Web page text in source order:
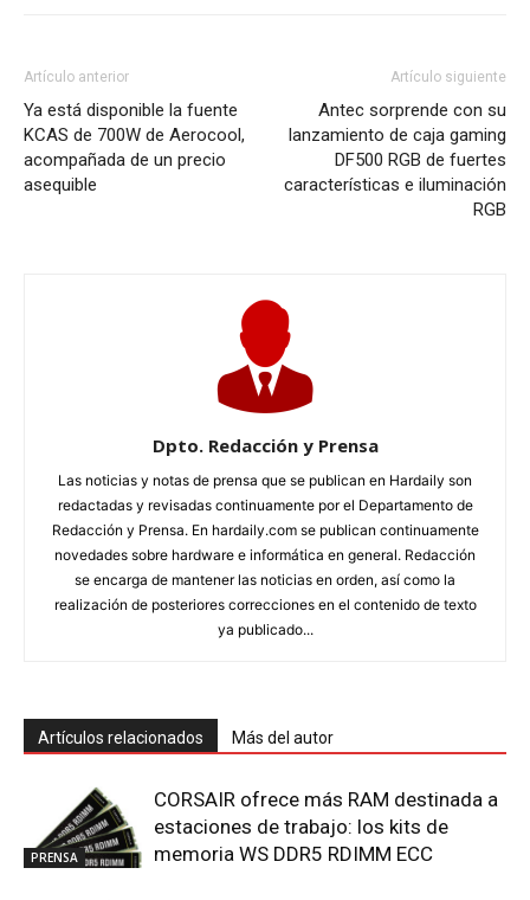
Artículo anterior
Ya está disponible la fuente
KCAS de 700W de Aerocool,
acompañada de un precio
asequible
Artículo siguiente
Antec sorprende con su
lanzamiento de caja gaming
DF500 RGB de fuertes
características e iluminación
RGB
Dpto. Redacción y Prensa
Las noticias y notas de prensa que se publican en Hardaily son
redactadas y revisadas continuamente por el Departamento de
Redacción y Prensa. En hardaily.com se publican continuamente
novedades sobre hardware e informática en general. Redacción
se encarga de mantener las noticias en orden, así como la
realización de posteriores correcciones en el contenido de texto
ya publicado...
Artículos relacionados Más del autor
PRENSA
CORSAIR ofrece más RAM destinada a
estaciones de trabajo: los kits de
memoria WS DDR5 RDIMM ECC